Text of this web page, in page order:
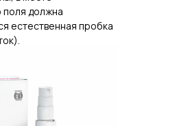
должна
естественная пробка